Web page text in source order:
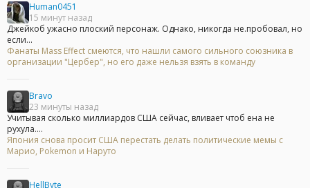
Human0451
15 минут назад
Джейкоб ужасно плоский персонаж. Однако, никогда не.пробовал, но
если...
Фанаты Mass Effect смеются, что нашли самого сильного союзника в
организации "Цербер", но его даже нельзя взять в команду
Bravo
23 минуты назад
Учитывая сколько миллиардов США сейчас, вливает чтоб ена не
рухула....
Япония снова просит США перестать делать политические мемы с
Марио, Pokemon и Наруто
HellByte